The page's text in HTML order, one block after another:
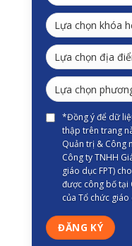
*Đồng ý để dữ
thập trên trang
Quản trị & Công
Công ty TNHH
giáo dục FPT)
được công bố tại
của Tổ chức giáo